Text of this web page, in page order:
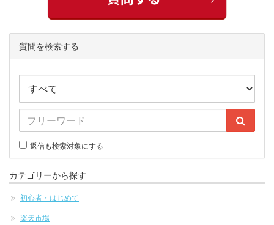
質問を検索する
返信も検索対象にする
カテゴリーから探す
初心者・はじめて
楽天市場